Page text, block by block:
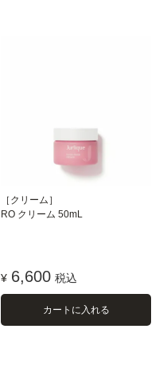
［クリーム］
RO クリーム 50mL
¥ 6,600 税込
カートに入れる